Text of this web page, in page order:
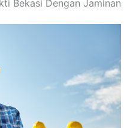
Bekasi Dengan Jaminan